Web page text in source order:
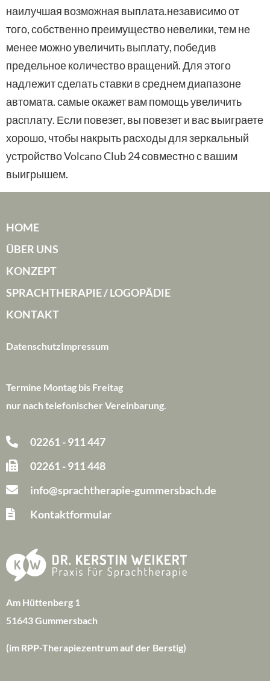
наилучшая возможная выплата.независимо от
того, собственно преимущество невелики, тем не
менее можно увеличить выплату, победив
предельное количество вращений. Для этого
надлежит сделать ставки в среднем диапазоне
автомата. самые окажет вам помощь увеличить
расплату. Если повезет, вы повезет и вас выиграете
хорошо, чтобы накрыть расходы для зеркальный
устройство Volcano Club 24 совместно с вашим
выигрышем.
HOME
ÜBER UNS
KONZEPT
SPRACHTHERAPIE / LOGOPÄDIE
KONTAKT
DatenschutzImpressum
Termine Montag bis Freitag
nur nach telefonischer Vereinbarung.
02261 - 911 447
02261 - 911 448
info@sprachtherapie-gummersbach.de
Kontaktformular
Am Hüttenberg 1
51643 Gummersbach
(im RPP-Therapiezentrum auf der Berstig)